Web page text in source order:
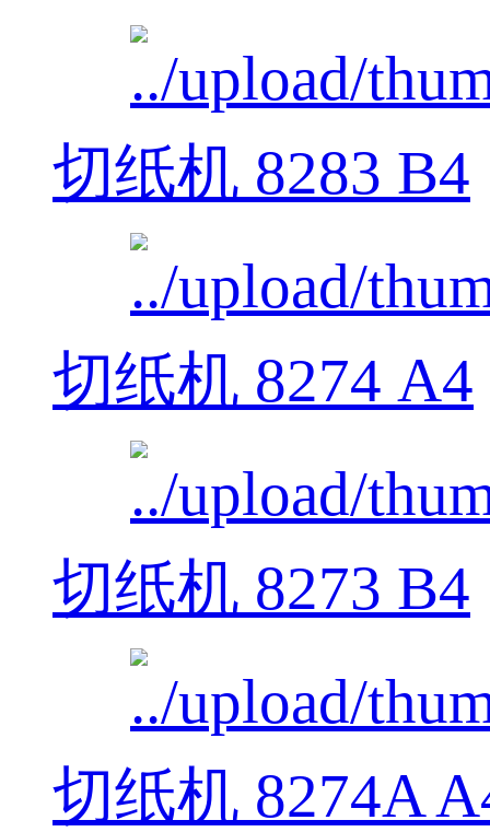
切纸机 8283 B4
切纸机 8274 A4
切纸机 8273 B4
切纸机 8274A